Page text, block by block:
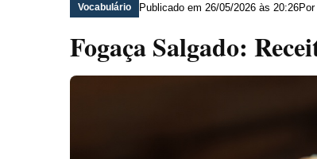
Vocabulário Publicado em 26/05/2026 às 20:26Por
Fogaça Salgado: